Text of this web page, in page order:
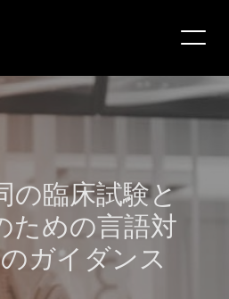
の臨床試験と
ための言語対
ガイダンス